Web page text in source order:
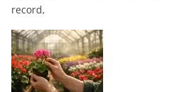
record,